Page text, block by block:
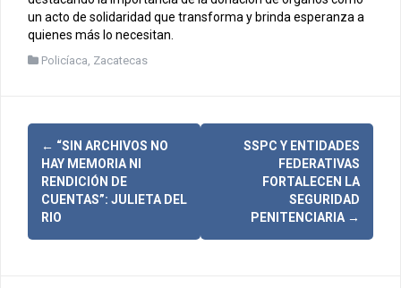
un acto de solidaridad que transforma y brinda esperanza a
quienes más lo necesitan.
Policíaca, Zacatecas
N
e
← “SIN ARCHIVOS NO
HAY MEMORIA NI
RENDICIÓN DE
CUENTAS”: JULIETA DEL
RIO
SSPC Y ENTIDADES
FEDERATIVAS
FORTALECEN LA
SEGURIDAD
PENITENCIARIA →